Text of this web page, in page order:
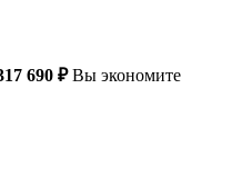
690 ₽Вы экономите